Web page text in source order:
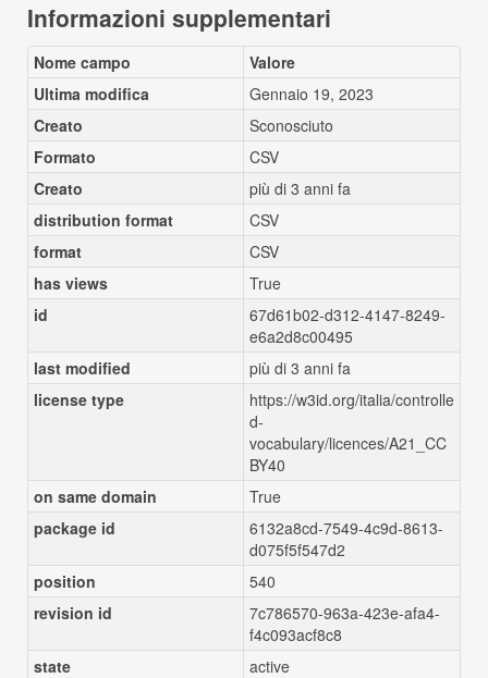
Informazioni supplementari
Nome campo
Valore
Ultima modifica
Gennaio 19, 2023
Creato
Sconosciuto
Formato
CSV
Creato
più di 3 anni fa
distribution format
CSV
format
CSV
has views
True
id
67d61b02-d312-4147-8249-
e6a2d8c00495
last modified
più di 3 anni fa
license type
https://w3id.org/italia/controlle
d-
vocabulary/licences/A21_CC
BY40
on same domain
True
package id
6132a8cd-7549-4c9d-8613-
d075f5f547d2
position
540
revision id
7c786570-963a-423e-afa4-
f4c093acf8c8
state
active